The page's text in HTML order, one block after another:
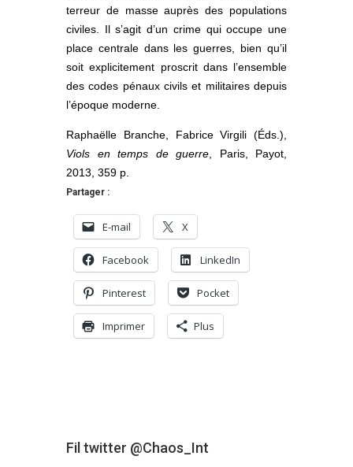
terreur de masse auprès des populations
civiles. Il s’agit d’un crime qui occupe une
place centrale dans les guerres, bien qu’il
soit explicitement proscrit dans l’ensemble
des codes pénaux civils et militaires depuis
l’époque moderne.
Raphaëlle Branche, Fabrice Virgili (Éds.),
Viols en temps de guerre , Paris, Payot,
2013, 359 p.
Partager :
E-mail X
Facebook LinkedIn
Pinterest Pocket
Imprimer Plus
Fil twitter @Chaos_Int